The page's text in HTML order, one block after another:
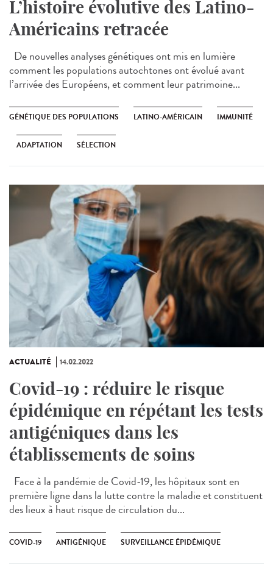
L’histoire évolutive des Latino-
Américains retracée
De nouvelles analyses génétiques ont mis en lumière
comment les populations autochtones ont évolué avant
l’arrivée des Européens, et comment leur patrimoine...
GÉNÉTIQUE DES POPULATIONS LATINO-AMÉRICAIN IMMUNITÉ
ADAPTATION SÉLECTION
ACTUALITÉ 14.02.2022
Covid-19 : réduire le risque
épidémique en répétant les tests
antigéniques dans les
établissements de soins
Face à la pandémie de Covid-19, les hôpitaux sont en
première ligne dans la lutte contre la maladie et constituent
des lieux à haut risque de circulation du...
COVID-19 ANTIGÉNIQUE SURVEILLANCE ÉPIDÉMIQUE